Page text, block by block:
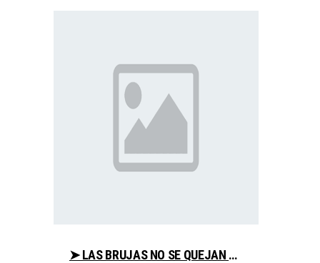
➤ LAS BRUJAS NO SE QUEJAN COMPARA PRECIOS PARA COMPRAR EN LIBRERIAESOTERICA.NET